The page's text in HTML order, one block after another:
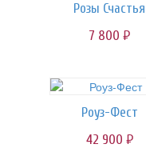
Розы Счастья
7 800 руб.
Роуз-Фест
42 900 руб.